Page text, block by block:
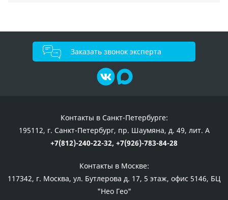
Заказать звонок эксперта
Контакты в Санкт-Петербурге:
195112, г. Санкт-Петербург, пр. Шаумяна, д. 49, лит. А
+7(812)-240-22-32, +7(926)-783-84-28
Контакты в Москве:
117342, г. Москва, ул. Бутлерова д. 17, 5 этаж, офис 5146, БЦ
"Нео Гео"